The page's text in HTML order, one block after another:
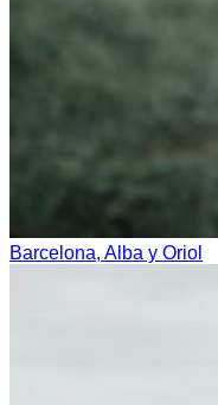
Barcelona, Alba y Oriol